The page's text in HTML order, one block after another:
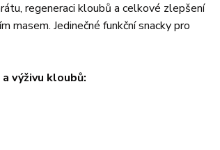
regeneraci kloubů a celkové zlepšení
masem. Jedinečné funkční snacky pro
výživu kloubů: